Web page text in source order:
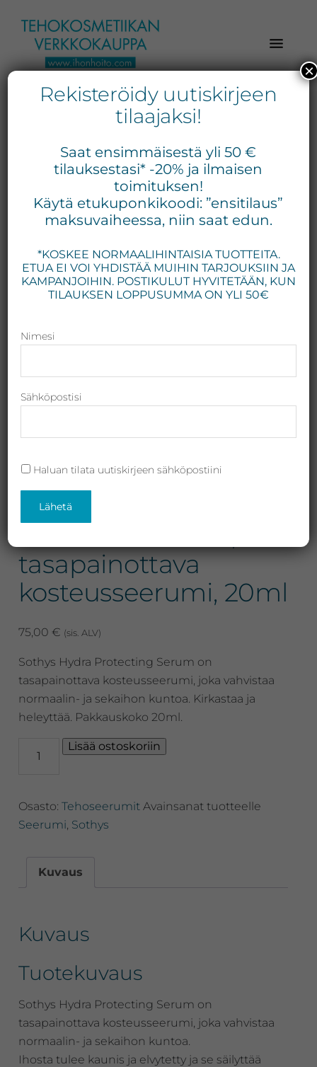
pääsisältöön
ensisijaiseen
sivupalkkiin
alatunnisteeseen
Ihonhoito.com
Kosmetiikan
verkkokauppa
Tilaa
tänään
Verkkokaupasta
tuotteet:
Exuviance,
Medik8,
Priori,
Bion,
Gernétic,
Revitalash,
Jane
Raili
Heliocare
Sothys Hydra
tasapainottava
kosteusseerumi, 20ml
75,00 € (sis. ALV)
Sothys Hydra Protecting Serum on
tasapainottava kosteusseerumi, joka vahvistaa
normaalin- ja sekaihon kuntoa. Kirkastaa ja
heleyttää. Pakkauskoko 20ml.
Hydra
tasapainottava
kosteusseerumi,
Lisää ostoskoriin
Osasto: Tehoseerumit Avainsanat tuotteelle
Seerumi, Sothys
Kuvaus
Kuvaus
Tuotekuvaus
Sothys Hydra Protecting Serum on
tasapainottava kosteusseerumi, joka vahvistaa
normaalin- ja sekaihon kuntoa.
Ihosta tulee kaunis ja elvytetty ja se säilyttää
Rekisteröidy uutiskirjeen
tilaajaksi!
Saat ensimmäisestä yli 50 €
tilauksestasi* -20% ja ilmaisen
toimituksen!
Käytä etukuponkikoodi: ”ensitilaus”
maksuvaiheessa, niin saat edun.
*KOSKEE NORMAALIHINTAISIA TUOTTEITA.
ETUA EI VOI YHDISTÄÄ MUIHIN TARJOUKSIIN JA
KAMPANJOIHIN. POSTIKULUT HYVITETÄÄN, KUN
TILAUKSEN LOPPUSUMMA ON YLI 50€
Nimesi
Sähköpostisi
Haluan tilata uutiskirjeen sähköpostiini
×